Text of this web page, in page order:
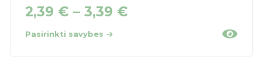
2,39 € – 3,39 €
Pasirinkti savybes